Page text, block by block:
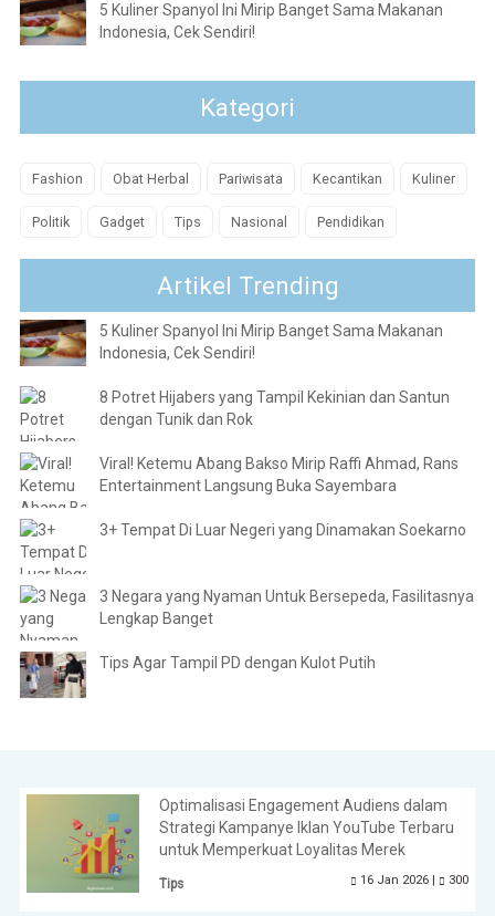
5 Kuliner Spanyol Ini Mirip Banget Sama Makanan
Indonesia, Cek Sendiri!
Kategori
Fashion Obat Herbal Pariwisata Kecantikan Kuliner
Politik Gadget Tips Nasional Pendidikan
Artikel Trending
5 Kuliner Spanyol Ini Mirip Banget Sama Makanan
Indonesia, Cek Sendiri!
8 Potret Hijabers yang Tampil Kekinian dan Santun
dengan Tunik dan Rok
Viral! Ketemu Abang Bakso Mirip Raffi Ahmad, Rans
Entertainment Langsung Buka Sayembara
3+ Tempat Di Luar Negeri yang Dinamakan Soekarno
3 Negara yang Nyaman Untuk Bersepeda, Fasilitasnya
Lengkap Banget
Tips Agar Tampil PD dengan Kulot Putih
Optimalisasi Engagement Audiens dalam
Strategi Kampanye Iklan YouTube Terbaru
untuk Memperkuat Loyalitas Merek
Tips 16 Jan 2026 | 300